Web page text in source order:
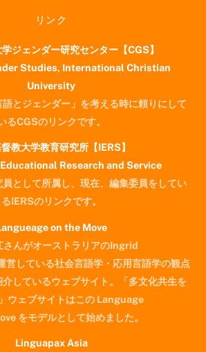
リンク
ジェンダー研究センター【CGS】
Studies, International Christian
University
とジェンダー」を考える時に頼りにして
るCGSのリンクです。
教大学教育研究所【IERS】
Research and Service
として所属し、現在、編集委員をしてい
るIERSのリンクです。
on the Move
さんがオーストラリアのIngrid
している社会言語学・応用言語学の観点
しているウェブサイト。「多文化共生を
ウェブサイトはこの Language
をモデルとして始めました。
Linguapax Asia